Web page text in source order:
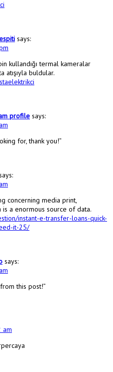
says:
kullandığı termal kameralar
atışıyla buldular.
profile says:
for, thank you!”
concerning media print,
a enormous source of data.
instant-e-transfer-loans-quick-
it-25/
says:
this post!”
am